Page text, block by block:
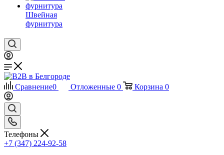
Швейная
фурнитура
Сравнение0 Отложенные 0 Корзина 0
Телефоны
+7 (347) 224-92-58